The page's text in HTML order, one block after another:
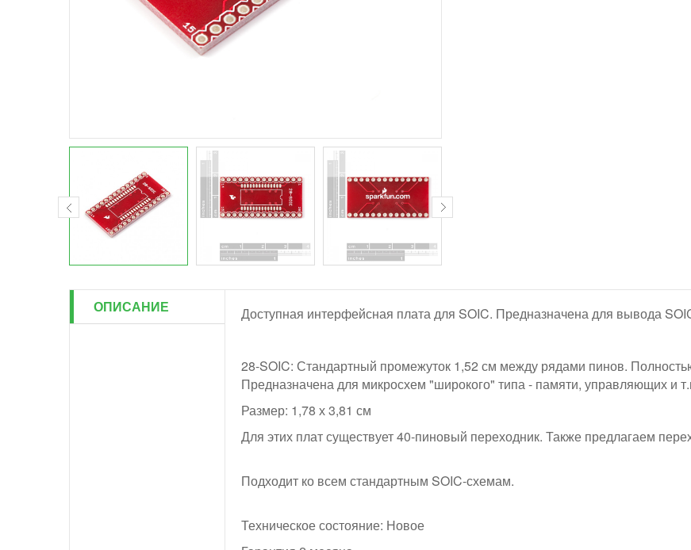
ОПИСАНИЕ Доступная интерфейсная плата для SOIC. Предназначена для вывода
28-SOIC: Стандартный промежуток 1,52 см между рядами пинов.
Предназначена для микросхем "широкого" типа - памяти, управляющих и
Размер: 1,78 х 3,81 см
Для этих плат существует 40-пиновый переходник. Также предлагаем
Подходит ко всем стандартным SOIC-схемам.
Техническое состояние: Новое